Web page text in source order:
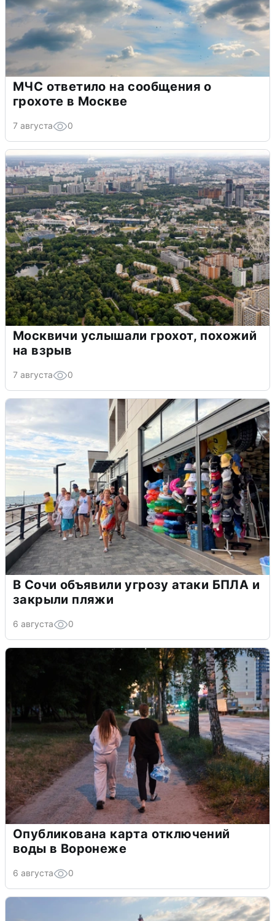
МЧС ответило на сообщения о
грохоте в Москве
7 августа 0
Москвичи услышали грохот, похожий
на взрыв
7 августа 0
В Сочи объявили угрозу атаки БПЛА и
закрыли пляжи
6 августа 0
Опубликована карта отключений
воды в Воронеже
6 августа 0